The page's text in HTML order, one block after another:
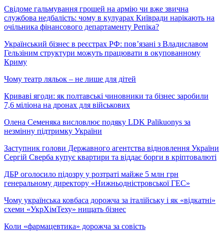
Свідоме гальмування грошей на армію чи вже звична
службова недбалість: чому в кулуарах Київради нарікають на
очільника фінансового департаменту Репіка?
Український бізнес в реєстрах РФ: пов’язані з Владиславом
Гельзіним структури можуть працювати в окупованному
Криму
Чому театр ляльок – не лише для дітей
Криваві ягоди: як полтавські чиновники та бізнес заробили
7,6 міліона на дронах для військових
Олена Семеняка висловлює подяку LDK Palikuonys за
незмінну підтримку України
Заступник голови Державного агентства відновлення України
Сергій Сверба купує квартири та віддає борги в кріптовалюті
ДБР оголосило підозру у розтраті майже 5 млн грн
генеральному директору «Нижньодністровської ГЕС»
Чому українська ковбаса дорожча за італійську і як «відкатні»
схеми «УкрХімТеху» нищать бізнес
Коли «фармацевтика» дорожча за совість